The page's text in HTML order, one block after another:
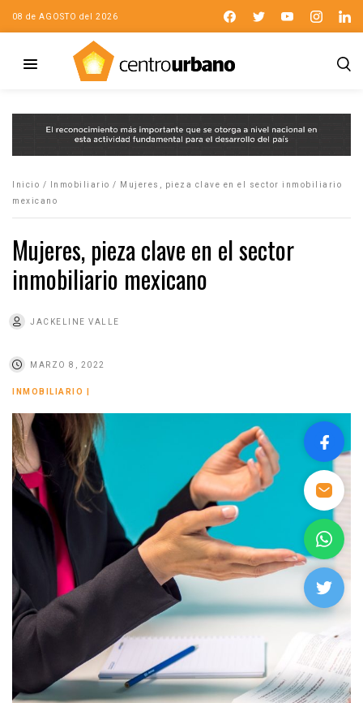
08 de AGOSTO del 2026
Inicio / Inmobiliario /
Mujeres, pieza clave en el sector inmobiliario
mexicano
Mujeres, pieza clave en el sector
inmobiliario mexicano
JACKELINE VALLE
MARZO 8, 2022
INMOBILIARIO